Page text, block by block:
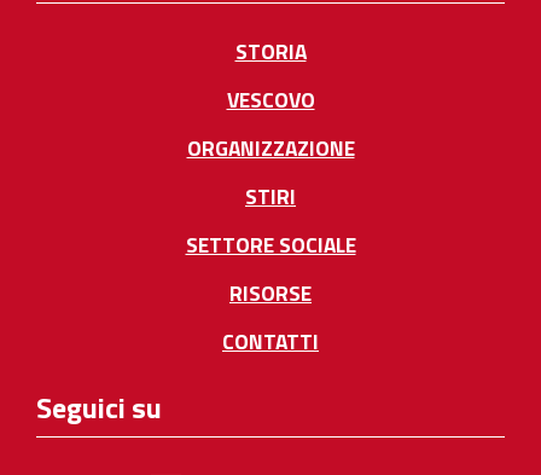
STORIA
VESCOVO
ORGANIZZAZIONE
STIRI
SETTORE SOCIALE
RISORSE
CONTATTI
Seguici su